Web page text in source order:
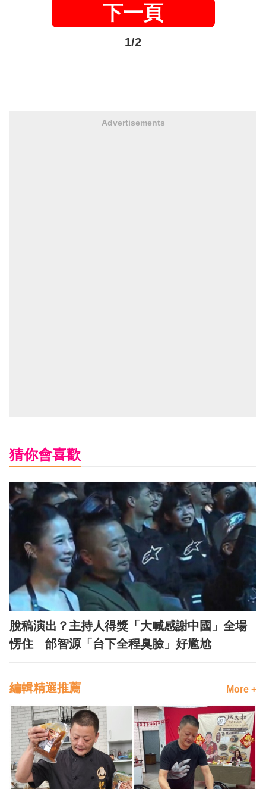
下一頁
1/2
Advertisements
猜你會喜歡
脫稿演出？主持人得獎「大喊感謝中國」全場
愣住 邰智源「台下全程臭臉」好尷尬
編輯精選推薦 More +